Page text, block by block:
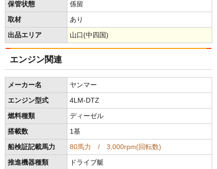
保管状態 係留
取材 あり
出品エリア 山口(中四国)
エンジン関連
メーカー名 ヤンマー
エンジン型式 4LM-DTZ
燃料種類 ディーゼル
搭載数 1基
船検証記載馬力 80馬力 / 3,000rpm(回転数)
推進機器種類 ドライブ艇